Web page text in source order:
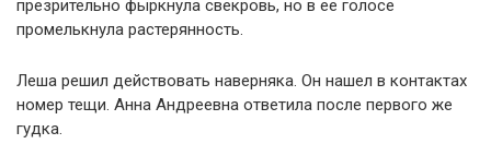
презрительно фыркнула свекровь, но в ее голосе
промелькнула растерянность.
Леша решил действовать наверняка. Он нашел в контактах
номер тещи. Анна Андреевна ответила после первого же
гудка.